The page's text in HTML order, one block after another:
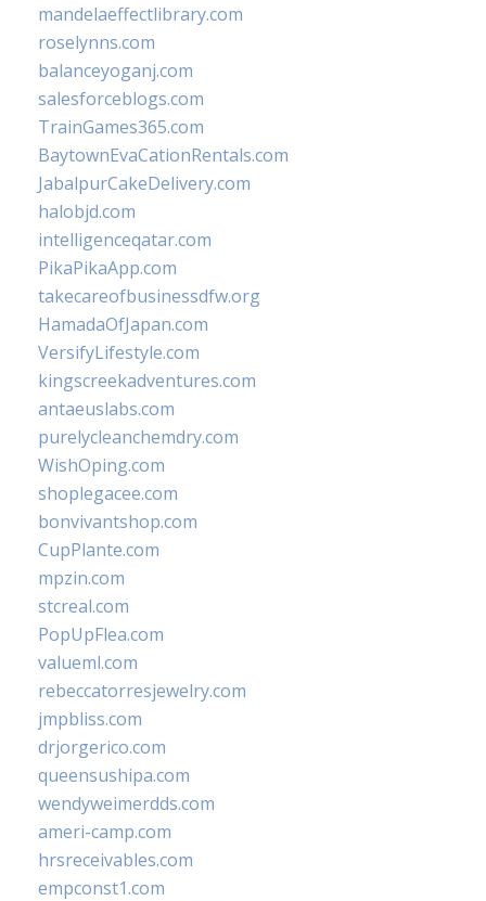
mandelaeffectlibrary.com
roselynns.com
balanceyoganj.com
salesforceblogs.com
TrainGames365.com
BaytownEvaCationRentals.com
JabalpurCakeDelivery.com
halobjd.com
intelligenceqatar.com
PikaPikaApp.com
takecareofbusinessdfw.org
HamadaOfJapan.com
VersifyLifestyle.com
kingscreekadventures.com
antaeuslabs.com
purelycleanchemdry.com
WishOping.com
shoplegacee.com
bonvivantshop.com
CupPlante.com
mpzin.com
stcreal.com
PopUpFlea.com
valueml.com
rebeccatorresjewelry.com
jmpbliss.com
drjorgerico.com
queensushipa.com
wendyweimerdds.com
ameri-camp.com
hrsreceivables.com
empconst1.com